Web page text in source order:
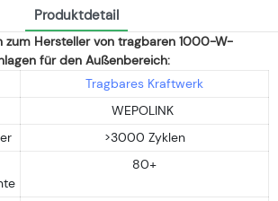
Produktdetail
zum Hersteller von tragbaren 1000-W-
für den Außenbereich:
Tragbares Kraftwerk
WEPOLINK
>3000 Zyklen
80+